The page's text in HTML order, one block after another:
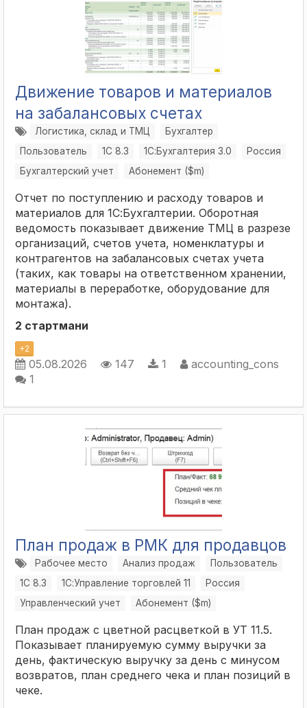
Движение товаров и материалов
на забалансовых счетах
Логистика, склад и ТМЦ
Бухгалтер
Пользователь
1С 8.3 1С:Бухгалтерия 3.0
Россия
Бухгалтерский учет
Абонемент ($m)
Отчет по поступлению и расходу товаров и
материалов для 1С:Бухгалтерии. Оборотная
ведомость показывает движение ТМЦ в разрезе
организаций, счетов учета, номенклатуры и
контрагентов на забалансовых счетах учета
(таких, как товары на ответственном хранении,
материалы в переработке, оборудование для
монтажа).
2 стартмани
+2
05.08.2026 147 1
accounting_cons
1
План продаж в РМК для продавцов
Рабочее место Анализ продаж
Пользователь
1С 8.3
1С:Управление торговлей 11
Россия
Управленческий учет
Абонемент ($m)
План продаж с цветной расцветкой в УТ 11.5.
Показывает планируемую сумму выручки за
день, фактическую выручку за день с минусом
возвратов, план среднего чека и план позиций в
чеке.